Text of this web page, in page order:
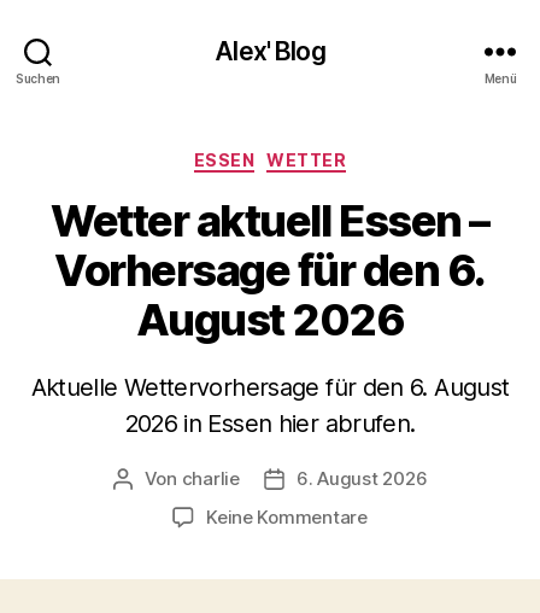
Suchen
Alex' Blog
Menü
Kategorien
ESSEN WETTER
Wetter aktuell Essen –
Vorhersage für den 6.
August 2026
Aktuelle Wettervorhersage für den 6. August
2026 in Essen hier abrufen.
Beitragsautor
Von charlie Veröffentlichungsdatum
6. August 2026
Keine Kommentarezu